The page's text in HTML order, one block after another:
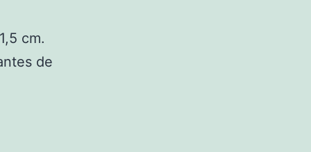
cm.
de